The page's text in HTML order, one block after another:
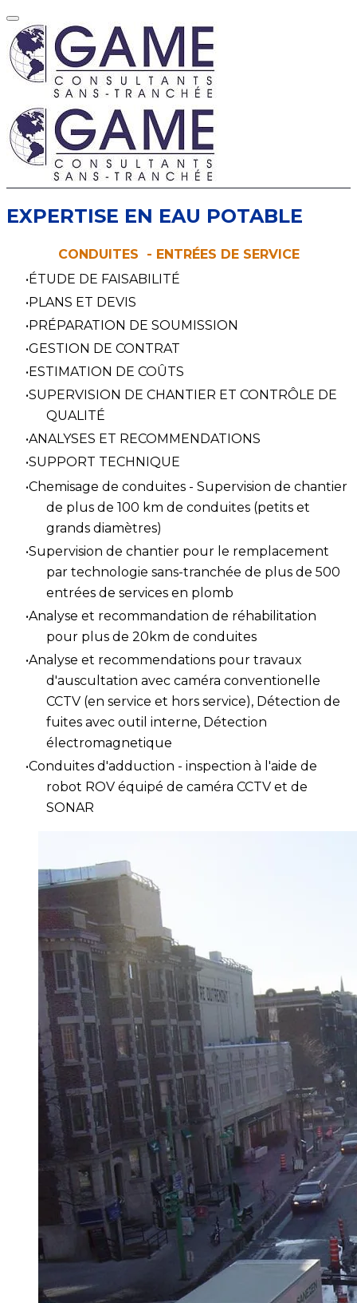
EXPERTISE EN EAU POTABLE
CONDUITES - ENTRÉES DE SERVICE
ÉTUDE DE FAISABILITÉ
PLANS ET DEVIS
PRÉPARATION DE SOUMISSION
GESTION DE CONTRAT
ESTIMATION DE COÛTS
SUPERVISION DE CHANTIER ET CONTRÔLE DE
QUALITÉ
ANALYSES ET RECOMMENDATIONS
SUPPORT TECHNIQUE
Chemisage de conduites - Supervision de chantier
de plus de 100 km de conduites (petits et
grands diamètres)
Supervision de chantier pour le remplacement
par technologie sans-tranchée de plus de 500
entrées de services en plomb
Analyse et recommandation de réhabilitation
pour plus de 20km de conduites
Analyse et recommendations pour travaux
d'auscultation avec caméra conventionelle
CCTV (en service et hors service), Détection de
fuites avec outil interne, Détection
é lectromagnetique
Conduites d'adduction - inspection à l'aide de
robot ROV équipé de caméra CCTV et de
SONAR